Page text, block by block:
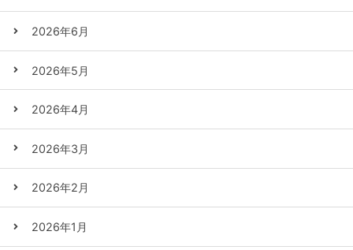
2026年6月
2026年5月
2026年4月
2026年3月
2026年2月
2026年1月